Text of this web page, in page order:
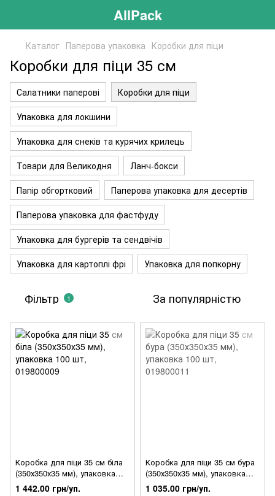
AllPack
Каталог Паперова упаковка Коробки для піци
Коробки для піци 35 см
Салатники паперові
Коробки для піци
Упаковка для локшини
Упаковка для снеків та курячих крилець
Товари для Великодня
Ланч-бокси
Папір обгортковий
Паперова упаковка для десертів
Паперова упаковка для фастфуду
Упаковка для бургерів та сендвічів
Упаковка для картоплі фрі
Упаковка для попкорну
Фільтр 1 За популярністю
Коробка для піци 35 см біла
(350х350х35 мм), упаковка
100 шт, 019800009
1 442.00 грн/уп.
Коробка для піци 35 см бура
(350х350х35 мм), упаковка
100 шт, 019800011
1 035.00 грн/уп.